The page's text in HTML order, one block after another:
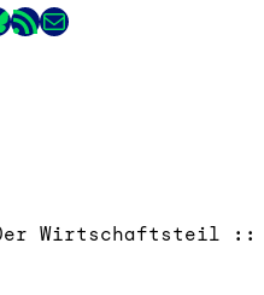
RSS-Feed
E-Mail
Wirtschaftsteil ::